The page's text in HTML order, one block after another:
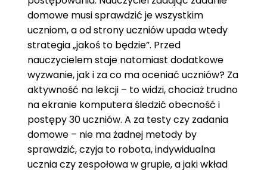
domowe musi sprawdzić je wszystkim
uczniom, a od strony uczniów upada wtedy
strategia „jakoś to będzie”. Przed
nauczycielem staje natomiast dodatkowe
wyzwanie, jak i za co ma oceniać uczniów? Za
aktywność na lekcji – to widzi, chociaż trudno
na ekranie komputera śledzić obecność i
postępy 30 uczniów. A za testy czy zadania
domowe – nie ma żadnej metody by
sprawdzić, czyja to robota, indywidualna
ucznia czy zespołowa w grupie, a jaki wkład